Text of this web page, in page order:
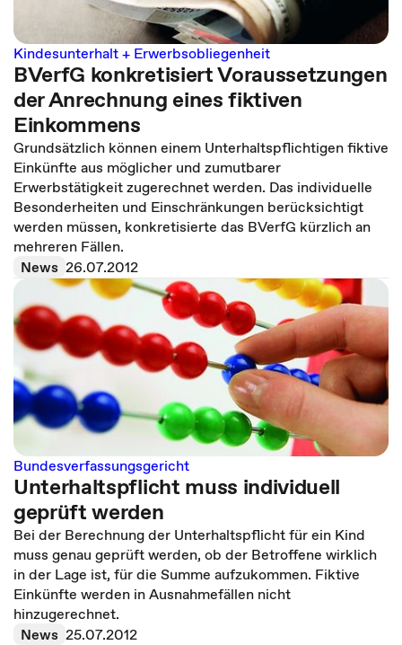
Kindesunterhalt + Erwerbsobliegenheit
BVerfG konkretisiert Voraussetzungen
der Anrechnung eines fiktiven
Einkommens
Grundsätzlich können einem Unterhaltspflichtigen fiktive
Einkünfte aus möglicher und zumutbarer
Erwerbstätigkeit zugerechnet werden. Das individuelle
Besonderheiten und Einschränkungen berücksichtigt
werden müssen, konkretisierte das BVerfG kürzlich an
mehreren Fällen.
News 26.07.2012
Bundesverfassungsgericht
Unterhaltspflicht muss individuell
geprüft werden
Bei der Berechnung der Unterhaltspflicht für ein Kind
muss genau geprüft werden, ob der Betroffene wirklich
in der Lage ist, für die Summe aufzukommen. Fiktive
Einkünfte werden in Ausnahmefällen nicht
hinzugerechnet.
News 25.07.2012